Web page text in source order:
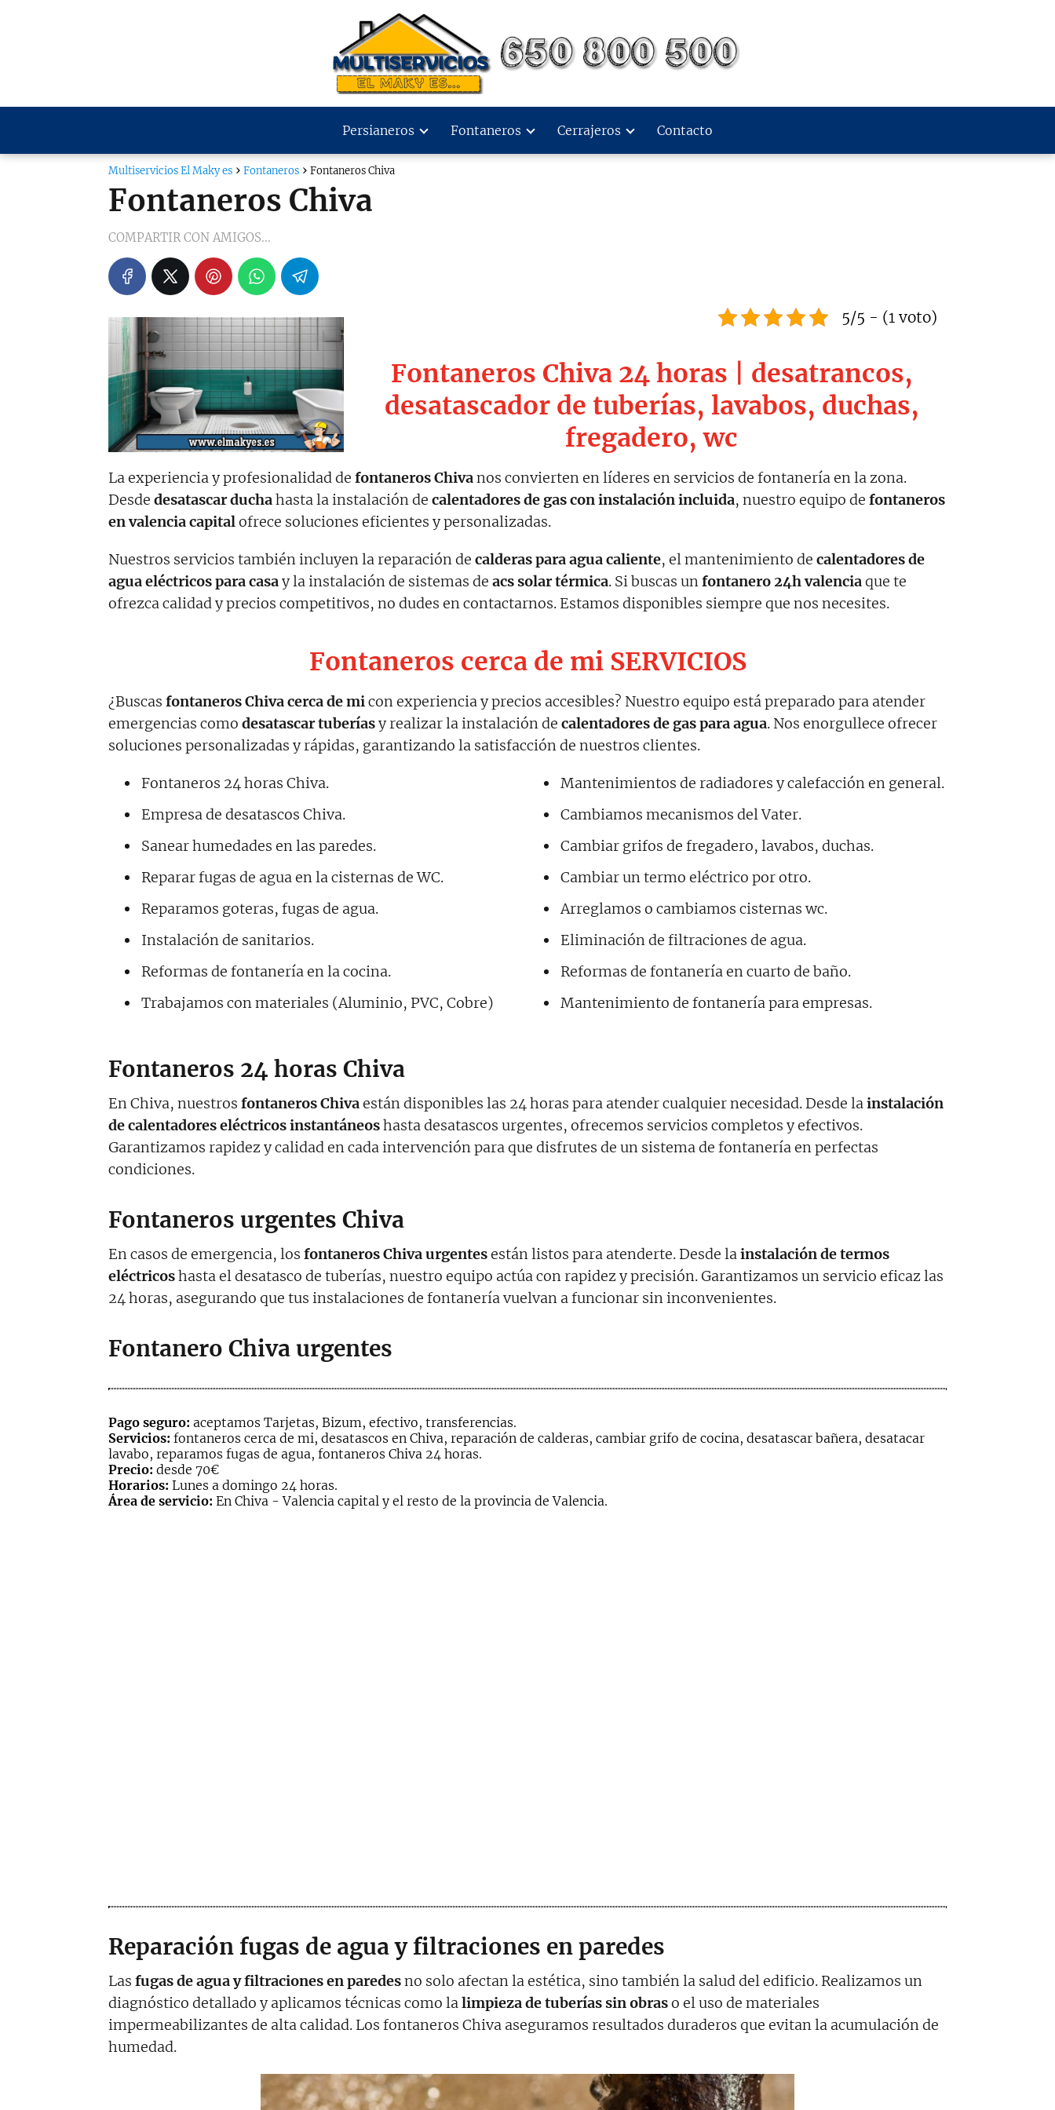
Persianeros Fontaneros Cerrajeros Contacto
Multiservicios El Maky es Fontaneros Fontaneros Chiva
Fontaneros Chiva
COMPARTIR CON AMIGOS...
5/5 - (1 voto)
Fontaneros Chiva 24 horas | desatrancos,
desatascador de tuberías, lavabos, duchas,
fregadero, wc
La experiencia y profesionalidad de fontaneros Chivanos convierten en líderes en servicios de fontanería en la zona.
Desde desatascar duchahasta la instalación de calentadores de gas con instalación incluida, nuestro equipo de fontaneros
en valencia capitalofrece soluciones eficientes y personalizadas.
Nuestros servicios también incluyen la reparación de calderas para agua caliente, el mantenimiento de calentadores de
agua eléctricos para casay la instalación de sistemas de acs solar térmica. Si buscas unfontanero 24h valenciaque te
ofrezca calidad y precios competitivos, no dudes en contactarnos. Estamos disponibles siempre que nos necesites.
Fontaneros cerca de mi SERVICIOS
¿Buscas fontanerosChivacerca de micon experiencia y precios accesibles? Nuestro equipo está preparado para atender
emergencias como desatascar tuberíasy realizar la instalación de calentadores de gas para agua. Nos enorgullece ofrecer
soluciones personalizadas y rápidas, garantizando la satisfacción de nuestros clientes.
Fontaneros 24 horas Chiva.
Empresa de desatascos Chiva.
Sanear humedades en las paredes.
Reparar fugas de agua en la cisternas de WC.
Reparamos goteras, fugas de agua.
Instalación de sanitarios.
Reformas de fontanería en la cocina.
Trabajamos con materiales (Aluminio, PVC, Cobre)
Mantenimientos de radiadores y calefacción en general.
Cambiamos mecanismos del Vater.
Cambiar grifos de fregadero, lavabos, duchas.
Cambiar un termo eléctrico por otro.
Arreglamos o cambiamos cisternas wc.
Eliminación de filtraciones de agua.
Reformas de fontanería en cuarto de baño.
Mantenimiento de fontanería para empresas.
Fontaneros 24 horas Chiva
En Chiva, nuestros fontaneros Chivaestán disponibles las 24 horas para atender cualquier necesidad. Desde lainstalación
de calentadores eléctricos instantáneoshasta desatascos urgentes, ofrecemos servicios completos y efectivos.
Garantizamos rapidez y calidad en cada intervención para que disfrutes de un sistema de fontanería en perfectas
condiciones.
Fontaneros urgentes Chiva
En casos de emergencia, los fontanerosChivaurgentesestán listos para atenderte. Desde lainstalación de termos
eléctricoshasta el desatasco de tuberías, nuestro equipo actúa con rapidez y precisión. Garantizamos un servicio eficaz las
24 horas, asegurando que tus instalaciones de fontanería vuelvan a funcionar sin inconvenientes.
Fontanero Chiva urgentes
Pago seguro: aceptamos Tarjetas, Bizum, efectivo, transferencias.
Servicios: fontaneros cerca de mi, desatascos en Chiva, reparación de calderas, cambiar grifo de cocina, desatascar bañera, desatacar
lavabo, reparamos fugas de agua, fontaneros Chiva 24 horas.
Precio: desde 70€
Horarios: Lunes a domingo 24 horas.
Área de servicio: En Chiva - Valencia capital y el resto de la provincia de Valencia.
Reparación fugas de agua y filtraciones en paredes
Las fugas de agua y filtraciones en paredesno solo afectan la estética, sino también la salud del edificio. Realizamos un
diagnóstico detallado y aplicamos técnicas como lalimpieza de tuberías sin obraso el uso de materiales
impermeabilizantes de alta calidad. Los fontaneros Chiva aseguramos resultados duraderos que evitan la acumulación de
humedad.